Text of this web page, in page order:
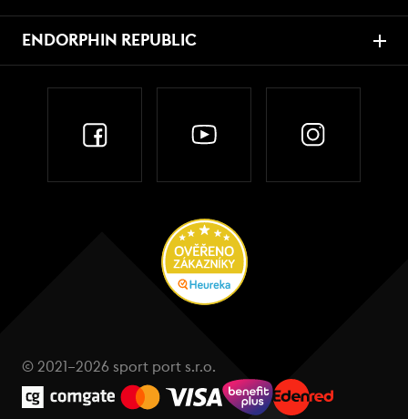
ENDORPHIN REPUBLIC
© 2021–2026 sport port s.r.o.